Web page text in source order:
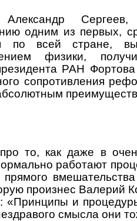
Сергеев,
одним из первых,
по всей стране,
физики,
РАН
сопротивления
то, как даже в
работают
произнес Валерий
и
смысла они